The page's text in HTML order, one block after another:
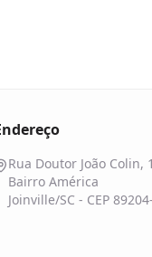
Rua Doutor João Colin,
Bairro América
Joinville/SC - CEP